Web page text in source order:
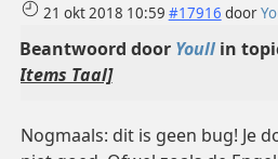
21 okt 2018 10:59 #17916 door
Beantwoord door Youllin
Items Taal]
Nogmaals: dit is geen bug! Je